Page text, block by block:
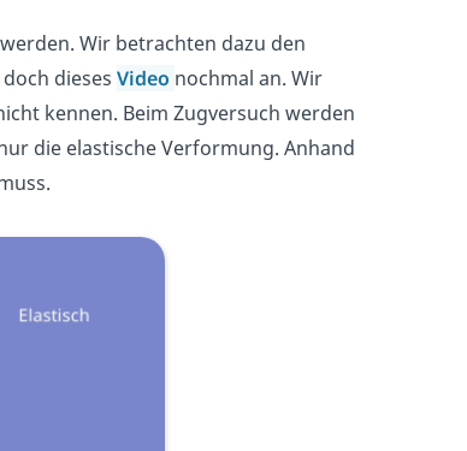
Wir betrachten dazu den
dieses Video nochmal an. Wir
kennen. Beim Zugversuch werden
die elastische Verformung. Anhand